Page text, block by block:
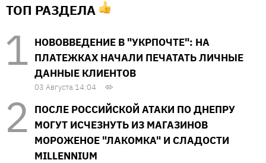
ТОП РАЗДЕЛА
НОВОВВЕДЕНИЕ В "УКРПОЧТЕ": НА
ПЛАТЕЖКАХ НАЧАЛИ ПЕЧАТАТЬ ЛИЧНЫЕ
ДАННЫЕ КЛИЕНТОВ
03 Августа 14:04
ПОСЛЕ РОССИЙСКОЙ АТАКИ ПО ДНЕПРУ
МОГУТ ИСЧЕЗНУТЬ ИЗ МАГАЗИНОВ
МОРОЖЕНОЕ "ЛАКОМКА" И СЛАДОСТИ
MILLENNIUM